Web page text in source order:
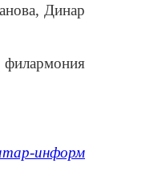
Динар
филармония
информ